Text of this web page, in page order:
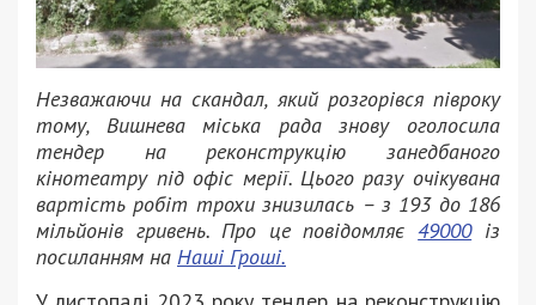
Незважаючи на скандал, який розгорівся півроку
тому, Вишнева міська рада знову оголосила
тендер на реконструкцію занедбаного
кінотеатру під офіс мерії. Цього разу очікувана
вартість робіт трохи знизилась – з 193 до 186
мільйонів гривень. Про це повідомляє49000із
посиланням на Наші Гроші.